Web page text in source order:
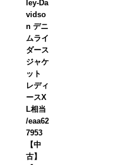
ley-Da
vidso
n デニ
ムライ
ダース
ジャケ
ット
レディ
ースX
L相当
/eaa62
7953
【中
古】